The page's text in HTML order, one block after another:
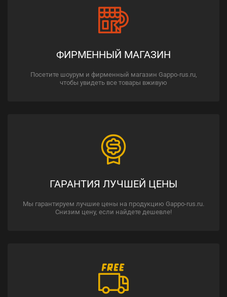
ФИРМЕННЫЙ МАГАЗИН
Посетите шоурум и фирменный магазин Gappo-rus.ru,
чтобы увидеть все товары вживую
ГАРАНТИЯ ЛУЧШЕЙ ЦЕНЫ
Мы гарантируем лучшие цены на продукцию Gappo-rus.ru.
Снизим цену, если найдете дешевле!